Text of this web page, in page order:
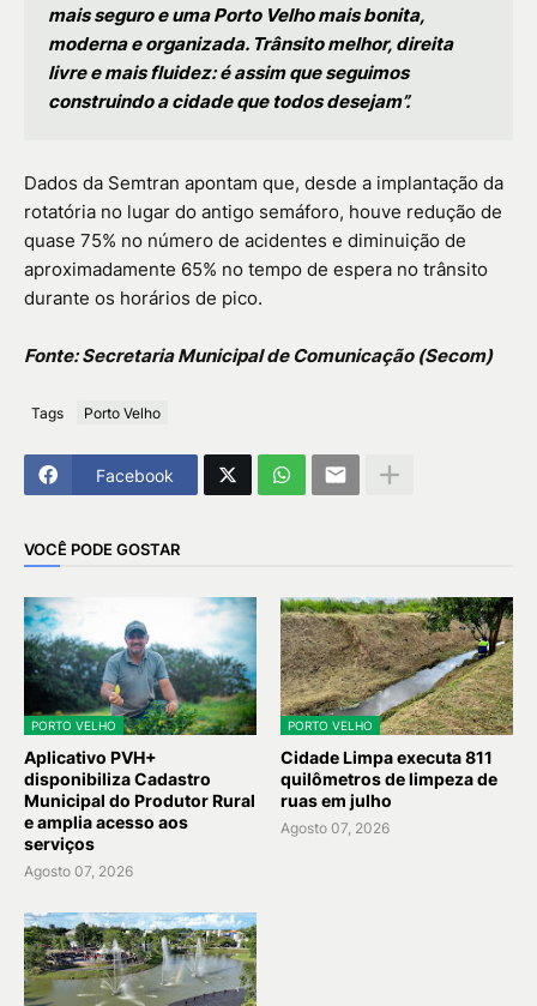
mais seguro e uma Porto Velho mais bonita,
moderna e organizada. Trânsito melhor, direita
livre e mais fluidez: é assim que seguimos
construindo a cidade que todos desejam”.
Dados da Semtran apontam que, desde a implantação da
rotatória no lugar do antigo semáforo, houve redução de
quase 75% no número de acidentes e diminuição de
aproximadamente 65% no tempo de espera no trânsito
durante os horários de pico.
Fonte: Secretaria Municipal de Comunicação (Secom)
Tags Porto Velho
Facebook
VOCÊ PODE GOSTAR
PORTO VELHO
Aplicativo PVH+
disponibiliza Cadastro
Municipal do Produtor Rural
e amplia acesso aos
serviços
Agosto 07, 2026
PORTO VELHO
Cidade Limpa executa 811
quilômetros de limpeza de
ruas em julho
Agosto 07, 2026